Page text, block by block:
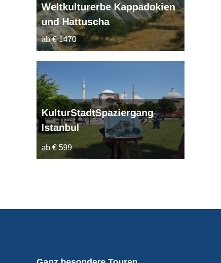
Weltkulturerbe Kappadokien
und Hattuscha
ab € 1470
KulturStadtSpaziergang
Istanbul
ab € 599